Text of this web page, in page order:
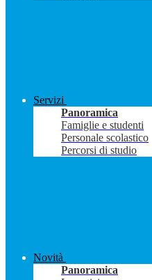
Servizi
Panoramica
Famiglie e studenti
Personale scolastico
Percorsi di studio
Novità
Panoramica